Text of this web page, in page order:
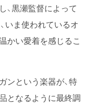
、黒瀬監督によって
いま使われているオ
かい愛着を感じるこ
ンという楽器が、特
となるように最終調